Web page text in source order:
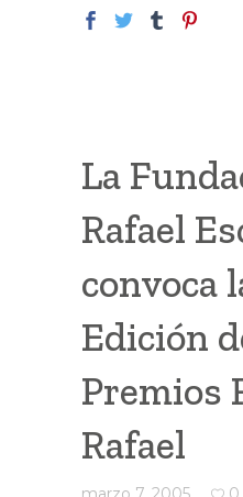
La
Rafael
convoca
Edición
Premios
Rafael